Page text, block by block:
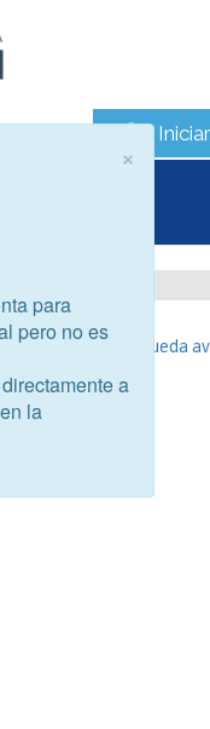
- Búsqueda
×
para
pero no es
a
la